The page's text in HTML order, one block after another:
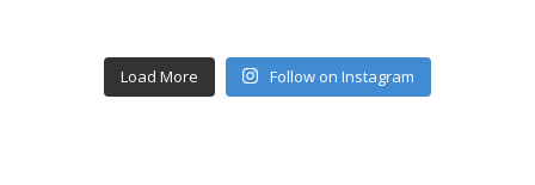
Load More Follow on Instagram